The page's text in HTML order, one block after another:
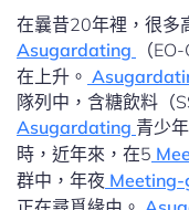
在曩昔20年裡，很多
Asugardating
（
在上升。
隊列中，含糖飲料（
Asugardating 青少
時，近年來，在5
群中，年夜 Meeting-